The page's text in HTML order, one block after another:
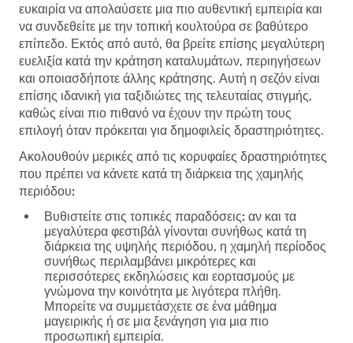
ευκαιρία να απολαύσετε μια πιο αυθεντική εμπειρία και
να συνδεθείτε με την τοπική κουλτούρα σε βαθύτερο
επίπεδο. Εκτός από αυτό, θα βρείτε επίσης μεγαλύτερη
ευελιξία κατά την κράτηση καταλυμάτων, περιηγήσεων
και οποιασδήποτε άλλης κράτησης. Αυτή η σεζόν είναι
επίσης ιδανική για ταξιδιώτες της τελευταίας στιγμής,
καθώς είναι πιο πιθανό να έχουν την πρώτη τους
επιλογή όταν πρόκειται για δημοφιλείς δραστηριότητες.
Ακολουθούν μερικές από τις κορυφαίες δραστηριότητες
που πρέπει να κάνετε κατά τη διάρκεια της χαμηλής
περιόδου:
Βυθιστείτε στις τοπικές παραδόσεις: αν και τα
μεγαλύτερα φεστιβάλ γίνονται συνήθως κατά τη
διάρκεια της υψηλής περιόδου, η χαμηλή περίοδος
συνήθως περιλαμβάνει μικρότερες και
περισσότερες εκδηλώσεις και εορτασμούς με
γνώμονα την κοινότητα με λιγότερα πλήθη.
Μπορείτε να συμμετάσχετε σε ένα μάθημα
μαγειρικής ή σε μια ξενάγηση για μια πιο
προσωπική εμπειρία.